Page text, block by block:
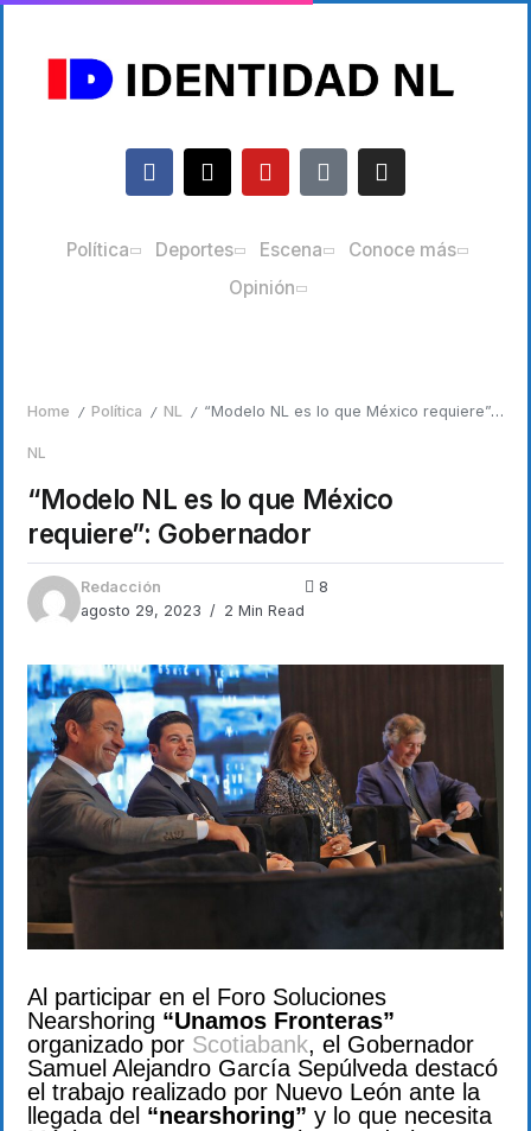
Política Deportes Escena
Conoce más
Opinión
Home / Política / NL / “Modelo NL es lo que México requiere”: Gobernador
NL
“Modelo NL es lo que México
requiere”: Gobernador
Redacción
agosto 29, 2023
2 Min Read
8
Al participar en el Foro Soluciones
Nearshoring “Unamos Fronteras”
organizado por Scotiabank, el Gobernador
Samuel Alejandro García Sepúlveda destacó
el trabajo realizado por Nuevo León ante la
llegada del “nearshoring” y lo que necesita